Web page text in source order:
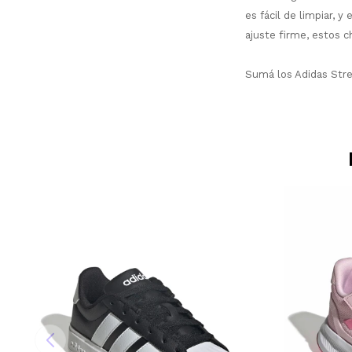
es fácil de limpiar, y
ajuste firme, estos
Sumá los Adidas